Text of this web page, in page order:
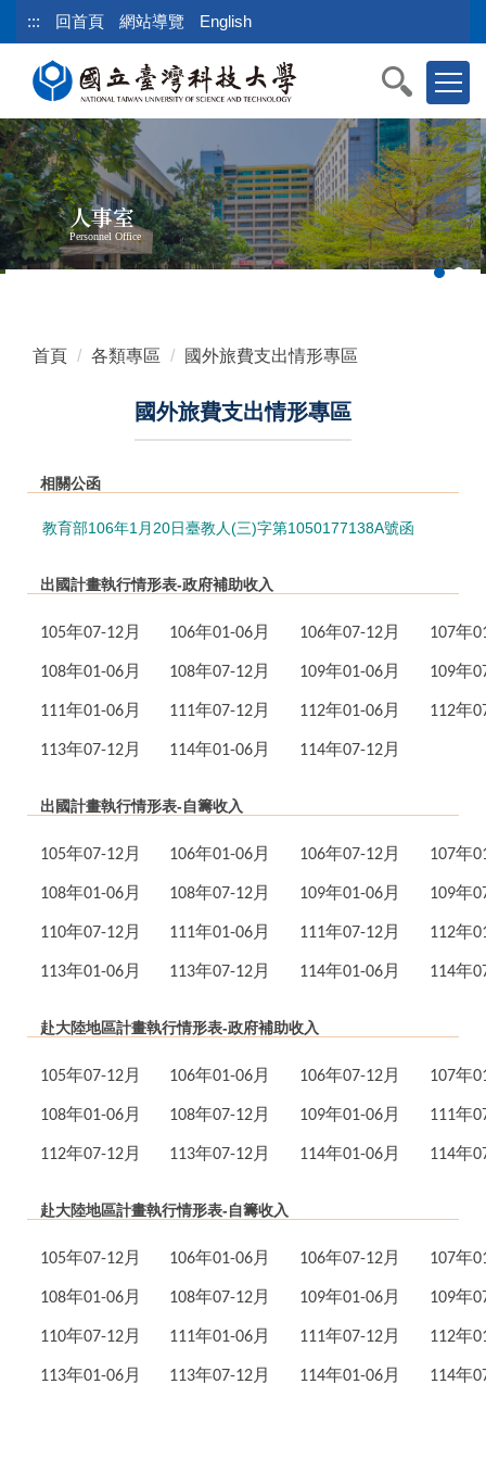
到
內
容
區
塊
::: 回首頁 網站導覽 English
人事室
Personnel Office
首頁 各類專區 國外旅費支出情形專區
國外旅費支出情形專區
相關公函
教育部106年1月20日臺教人(三)字第1050177138A號函
出國計畫執行情形表-政府補助收入
105年07-12月 106年01-06月 106年07-12月 107年
108年01-06月 108年07-12月 109年01-06月 109年
111年01-06月 111年07-12月 112年01-06月 112年
113年07-12月 114年01-06月 114年07-12月
出國計畫執行情形表-自籌收入
105年07-12月 106年01-06月 106年07-12月 107年
108年01-06月 108年07-12月 109年01-06月 109年
110年07-12月 111年01-06月 111年07-12月 112年
113年01-06月 113年07-12月 114年01-06月 114年
赴大陸地區計畫執行情形表-政府補助收入
105年07-12月 106年01-06月 106年07-12月 107年
108年01-06月 108年07-12月 109年01-06月 111年
112年07-12月 113年07-12月 114年01-06月 114年
赴大陸地區計畫執行情形表-自籌收入
105年07-12月 106年01-06月 106年07-12月 107年
108年01-06月 108年07-12月 109年01-06月 109年
110年07-12月 111年01-06月 111年07-12月 112年
113年01-06月 113年07-12月 114年01-06月 114年